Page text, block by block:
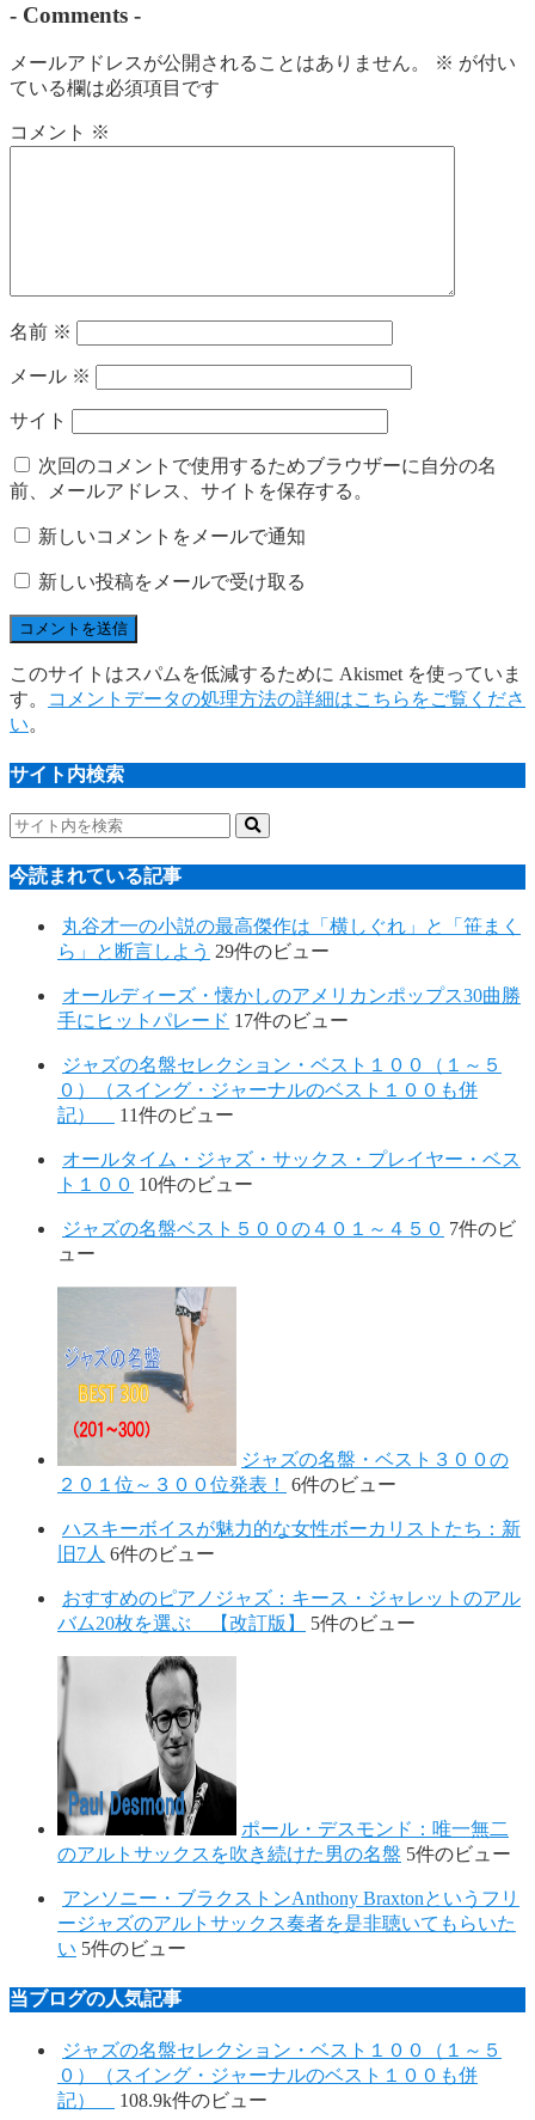
- Comments -
メールアドレスが公開されることはありません。 ※ が付い
ている欄は必須項目です
コメント ※
名前 ※
メール ※
サイト
次回のコメントで使用するためブラウザーに自分の名
前、メールアドレス、サイトを保存する。
新しいコメントをメールで通知
新しい投稿をメールで受け取る
このサイトはスパムを低減するために Akismet を使っていま
す。
コメントデータの処理方法の詳細はこちらをご覧くださ
い。
サイト内検索
今読まれている記事
丸谷才一の小説の最高傑作は「横しぐれ」と「笹まく
ら」と断言しよう 29件のビュー
オールディーズ・懐かしのアメリカンポップス30曲勝
手にヒットパレード 17件のビュー
ジャズの名盤セレクション・ベスト１００（１～５
０）（スイング・ジャーナルのベスト１００も併
記）
11件のビュー
オールタイム・ジャズ・サックス・プレイヤー・ベス
ト１００ 10件のビュー
ジャズの名盤ベスト５００の４０１～４５０ 7件のビ
ュー
ジャズの名盤・ベスト３００の
２０１位～３００位発表！
6件のビュー
ハスキーボイスが魅力的な女性ボーカリストたち：新
旧7人 6件のビュー
おすすめのピアノジャズ：キース・ジャレットのアル
バム20枚を選ぶ 【改訂版】
5件のビュー
ポール・デスモンド：唯一無二
のアルトサックスを吹き続けた男の名盤 5件のビュー
アンソニー・ブラクストンAnthony Braxtonというフリ
ージャズのアルトサックス奏者を是非聴いてもらいた
い 5件のビュー
当ブログの人気記事
ジャズの名盤セレクション・ベスト１００（１～５
０）（スイング・ジャーナルのベスト１００も併
記）
108.9k件のビュー